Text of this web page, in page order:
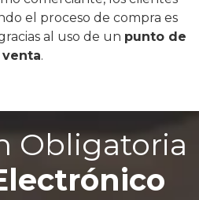
el proceso de compra es
al uso de un punto de
venta.
Obligatoria